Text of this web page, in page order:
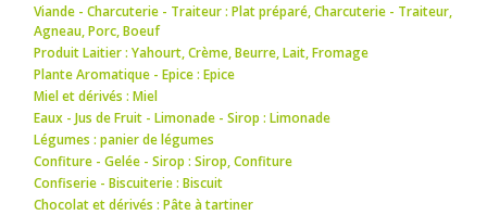
Viande - Charcuterie - Traiteur : Plat préparé,Charcuterie - Traiteur,
Agneau,Porc,Boeuf
Produit Laitier : Yahourt,Crème,Beurre,Lait,Fromage
Plante Aromatique - Epice : Epice
Miel et dérivés : Miel
Eaux - Jus de Fruit - Limonade - Sirop : Limonade
Légumes : panier de légumes
Confiture - Gelée - Sirop : Sirop,Confiture
Confiserie - Biscuiterie : Biscuit
Chocolat et dérivés : Pâte à tartiner